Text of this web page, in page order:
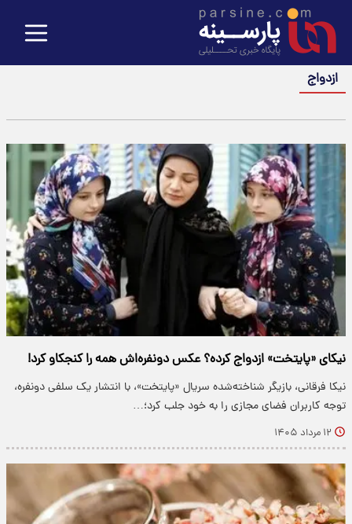
ازدواج
نیکای «پایتخت» ازدواج کرده؟ عکس دونفره‌اش همه را کنجکاو کرد!
نیکا فرقانی، بازیگر شناخته‌شده سریال «پایتخت»، با انتشار یک سلفی دونفره،
توجه کاربران فضای مجازی را به خود جلب کرد؛…
۱۲ مرداد ۱۴۰۵